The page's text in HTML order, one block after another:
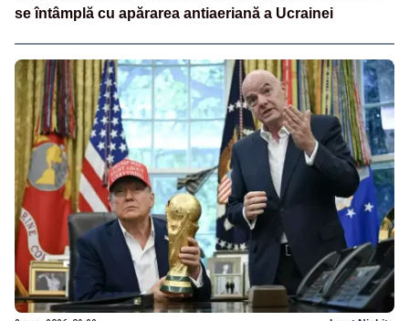
se întâmplă cu apărarea antiaeriană a Ucrainei